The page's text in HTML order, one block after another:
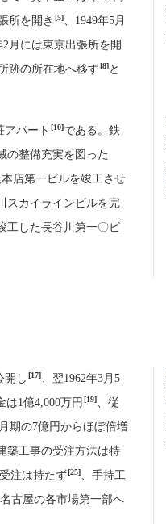
所を開き [5]、1949年5月
2月には東京出張所を開
跡の所在地へ移す[8]と
アパート [10]である。鉄
の整備充実を図った
店第一ビルを竣工させ
スカイラインビルを完
工した長谷川第一〇ビ
開し [17]、翌1962年3月5
は1億4,000万円 [19]、従
期の7億円からほぼ倍増
築工事の受注方法は特
注は持たず[25]、手持工
古屋の各市場第一部へ